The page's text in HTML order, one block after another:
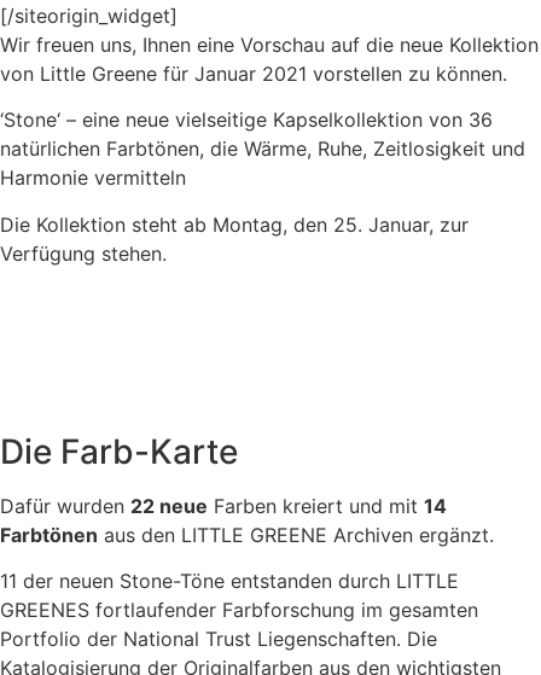
[/siteorigin_widget]
Wir freuen uns, Ihnen eine Vorschau auf die neue Kollektion
von Little Greene für Januar 2021 vorstellen zu können.
‘Stone‘ – eine neue vielseitige Kapselkollektion von 36
natürlichen Farbtönen, die Wärme, Ruhe, Zeitlosigkeit und
Harmonie vermitteln
Die Kollektion steht ab Montag, den 25. Januar, zur
Verfügung stehen.
Die Farb-Karte
Dafür wurden 22 neue Farben kreiert und mit 14
Farbtönen aus den LITTLE GREENE Archiven ergänzt.
11 der neuen Stone-Töne entstanden durch LITTLE
GREENES fortlaufender Farbforschung im gesamten
Portfolio der National Trust Liegenschaften. Die
Katalogisierung der Originalfarben aus den wichtigsten